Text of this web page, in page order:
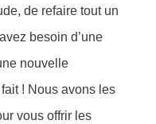
de refaire tout un
besoin d’une
nouvelle
! Nous avons les
vous offrir les